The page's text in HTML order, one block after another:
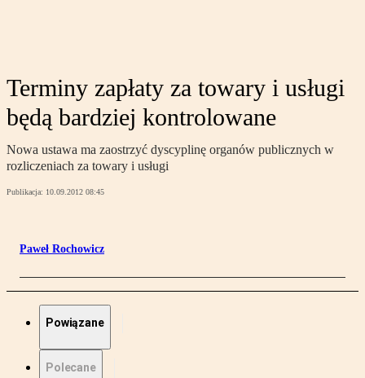
Terminy zapłaty za towary i usługi
będą bardziej kontrolowane
Nowa ustawa ma zaostrzyć dyscyplinę organów publicznych w
rozliczeniach za towary i usługi
Publikacja: 10.09.2012 08:45
Paweł Rochowicz
Powiązane
Polecane